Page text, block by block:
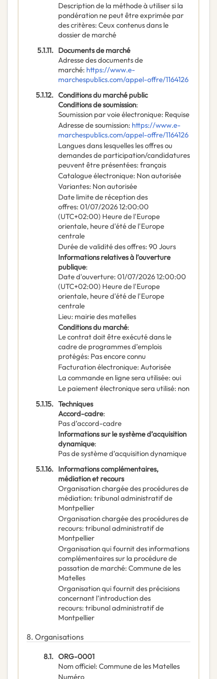
Description de la méthode à utiliser si la
pondération ne peut être exprimée par
des critères: Ceux contenus dans le
dossier de marché
5.1.11. Documents de marché
Adresse des documents de
marché: https://www.e-
marchespublics.com/appel-offre/1164126
5.1.12. Conditions du marché public
Conditions de soumission:
Soumission par voie électronique: Requise
Adresse de soumission: https://www.e-
marchespublics.com/appel-offre/1164126
Langues dans lesquelles les offres ou
demandes de participation/candidatures
peuvent être présentées: français
Catalogue électronique: Non autorisée
Variantes: Non autorisée
Date limite de réception des
offres: 01/07/202612:00:00
(UTC+02:00) Heure de l'Europe
orientale, heure d'été de l'Europe
centrale
Durée de validité des offres: 90 Jours
Informations relatives à l’ouverture
publique:
Date d'ouverture: 01/07/202612:00:00
(UTC+02:00) Heure de l'Europe
orientale, heure d'été de l'Europe
centrale
Lieu: mairie des matelles
Conditions du marché:
Le contrat doit être exécuté dans le
cadre de programmes d’emplois
protégés: Pas encore connu
Facturation électronique: Autorisée
La commande en ligne sera utilisée: oui
Le paiement électronique sera utilisé: non
5.1.15. Techniques
Accord-cadre:
Pas d’accord-cadre
Informations sur le système d’acquisition
dynamique:
Pas de système d’acquisition dynamique
5.1.16. Informations complémentaires,
médiation et recours
Organisation chargée des procédures de
médiation: tribunal administratif de
Montpellier
Organisation chargée des procédures de
recours: tribunal administratif de
Montpellier
Organisation qui fournit des informations
complémentaires sur la procédure de
passation de marché: Commune de les
Matelles
Organisation qui fournit des précisions
concernant l’introduction des
recours: tribunal administratif de
Montpellier
8. Organisations
8.1. ORG-0001
Nom officiel: Commune de les Matelles
Numéro